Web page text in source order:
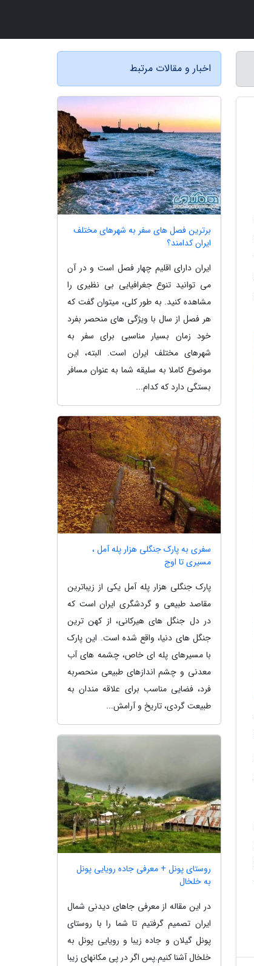
اخبار و مقالات مرتبط
برترین فصل های سفر به شهرهای مختلف
ایران کدامند؟
ایران دارای اقلیم چهار فصل است و در آن
می توانید تنوع جغرافیایی بی نظیری را
مشاهده کنید. به طور کلی، میتوان گفت که
هر فصل از سال با ویژگی های منحصر بفرد
خود زمان بسیار مناسبی برای سفر به
شهرهای مختلف ایران است. البته، این
موضوع کاملا به سلیقه شما به عنوان مسافر
بستگی دارد که کدام...
سفری به پارک جنگلی هزار پله آمل ،
مسیری تا اوج
پارک جنگلی هزار پله آمل یکی از زیباترین
مقاصد طبیعی و گردشگری ایران است که
در دل جنگل های هیرکانی، از کهن ترین
جنگل های دنیا، واقع شده است. این پارک
با مسیرهای پله ای خاص، چشمه های آب
معدنی و چشم اندازهای طبیعی منحصربه
فرد، فضایی مناسب برای علاقه مندان به
طبیعت گردی، تاریخ و آرامش...
روستای پونل + معرفی جاده رویایی پونل
به خلخال
در این مقاله از معرفی جاهای دیدنی شمال
ایران تصمیم گرفتیم تا شما را با روستای
پونل گیلان و جاده زیبا و رویایی پونل به
خلخال آشنا کنیم.پس اگر در پی مکانهای زیبا